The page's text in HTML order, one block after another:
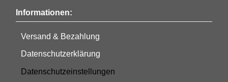
Informationen:
Versand & Bezahlung
Datenschutzerklärung
Datenschutzeinstellungen